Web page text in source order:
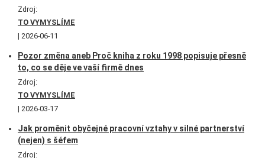
Zdroj:
TO VYMYSLÍME
2026-06-11
Pozor změna aneb Proč kniha z roku 1998 popisuje přesně
to, co se děje ve vaší firmě dnes
Zdroj:
TO VYMYSLÍME
2026-03-17
Jak proměnit obyčejné pracovní vztahy v silné partnerství
(nejen) s šéfem
Zdroj: